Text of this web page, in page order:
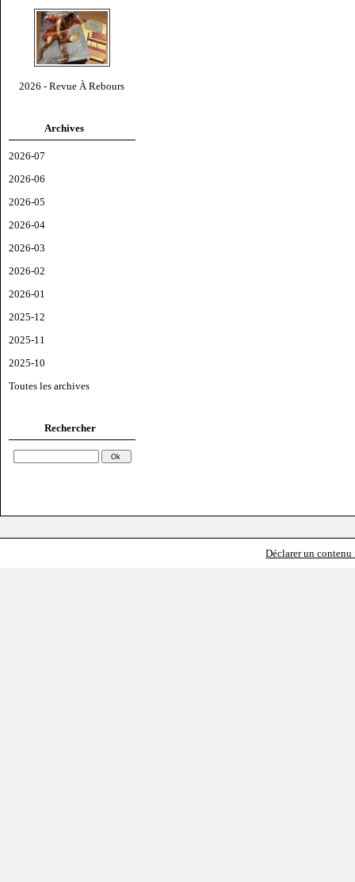
2026 - Revue À Rebours
Archives
2026-07
2026-06
2026-05
2026-04
2026-03
2026-02
2026-01
2025-12
2025-11
2025-10
Toutes les archives
Rechercher
Déclarer un